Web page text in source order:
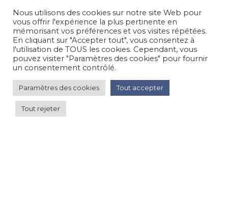
100 €/nuit
Spacieux appartement en rez de villa
Appartement dans maison
Nous utilisons des cookies sur notre site Web pour
vous offrir l'expérience la plus pertinente en
mémorisant vos préférences et vos visites répétées.
En cliquant sur "Accepter tout", vous consentez à
l'utilisation de TOUS les cookies. Cependant, vous
pouvez visiter "Paramètres des cookies" pour fournir
un consentement contrôlé.
Paramètres des cookies Tout accepter
Tout rejeter